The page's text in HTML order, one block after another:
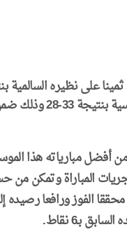
الصليبخات من تحقيق
من أفضل مبارياته هذا
المباراة وتمكن من
بـ6 نقاط.